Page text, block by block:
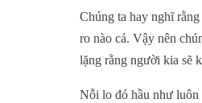
Chúng ta hay nghĩ
ro nào cả. Vậy nên
lặng rằng người kia sẽ
Nỗi lo đó hầu như luôn